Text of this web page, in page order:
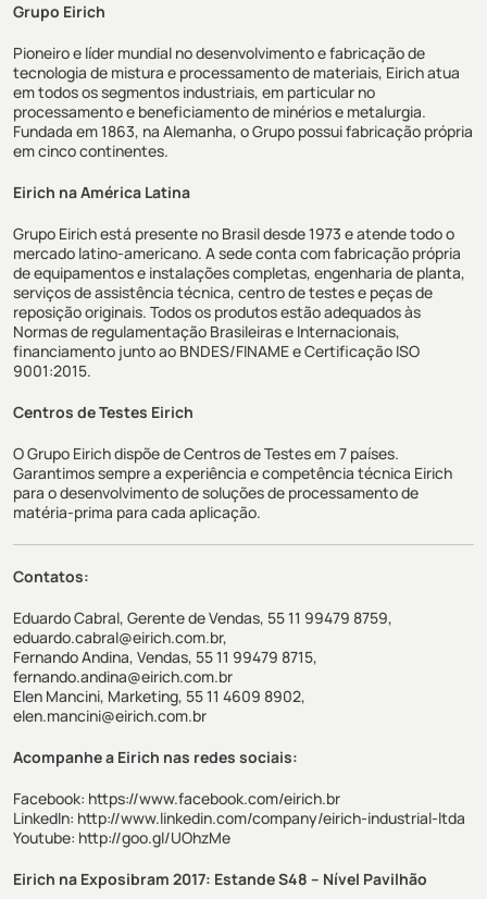
Grupo Eirich
Pioneiro e líder mundial no desenvolvimento e fabricação de
tecnologia de mistura e processamento de materiais, Eirich atua
em todos os segmentos industriais, em particular no
processamento e beneficiamento de minérios e metalurgia.
Fundada em 1863, na Alemanha, o Grupo possui fabricação própria
em cinco continentes.
Eirich na América Latina
Grupo Eirich está presente no Brasil desde 1973 e atende todo o
mercado latino-americano. A sede conta com fabricação própria
de equipamentos e instalações completas, engenharia de planta,
serviços de assistência técnica, centro de testes e peças de
reposição originais. Todos os produtos estão adequados às
Normas de regulamentação Brasileiras e Internacionais,
financiamento junto ao BNDES/FINAME e Certificação ISO
9001:2015.
Centros de Testes Eirich
O Grupo Eirich dispõe de Centros de Testes em 7 países.
Garantimos sempre a experiência e competência técnica Eirich
para o desenvolvimento de soluções de processamento de
matéria-prima para cada aplicação.
Contatos:
Eduardo Cabral, Gerente de Vendas, 55 11 99479 8759,
eduardo.cabral@eirich.com.br,
Fernando Andina, Vendas, 55 11 99479 8715,
fernando.andina@eirich.com.br
Elen Mancini, Marketing, 55 11 4609 8902,
elen.mancini@eirich.com.br
Acompanhe a Eirich nas redes sociais:
Facebook: https://www.facebook.com/eirich.br
LinkedIn: http://www.linkedin.com/company/eirich-industrial-ltda
Youtube: http://goo.gl/UOhzMe
Eirich na Exposibram 2017: Estande S48 – Nível Pavilhão